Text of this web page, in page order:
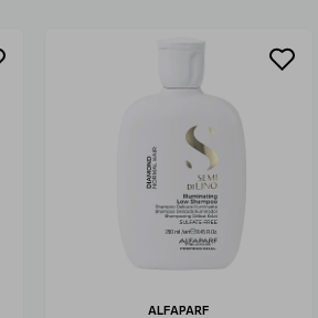
ALFAPARF